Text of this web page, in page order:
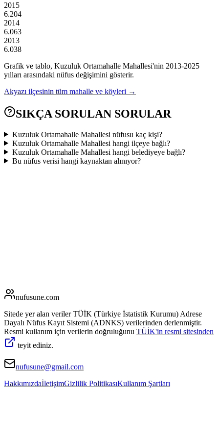
2015
6.204
2014
6.063
2013
6.038
Grafik ve tablo, Kuzuluk Ortamahalle Mahallesi'nin 2013-2025
yılları arasındaki nüfus değişimini gösterir.
Akyazı ilçesinin tüm mahalle ve köyleri →
SIKÇA SORULAN SORULAR
Kuzuluk Ortamahalle Mahallesi nüfusu kaç kişi?
Kuzuluk Ortamahalle Mahallesi hangi ilçeye bağlı?
Kuzuluk Ortamahalle Mahallesi hangi belediyeye bağlı?
Bu nüfus verisi hangi kaynaktan alınıyor?
nufusune.com
Sitede yer alan veriler TÜİK (Türkiye İstatistik Kurumu) Adrese
Dayalı Nüfus Kayıt Sistemi (ADNKS) verilerinden derlenmiştir.
Resmi kullanım için verilerin doğruluğunu TÜİK'in resmi sitesinden
teyit ediniz.
nufusune@gmail.com
HakkımızdaİletişimGizlilik PolitikasıKullanım Şartları